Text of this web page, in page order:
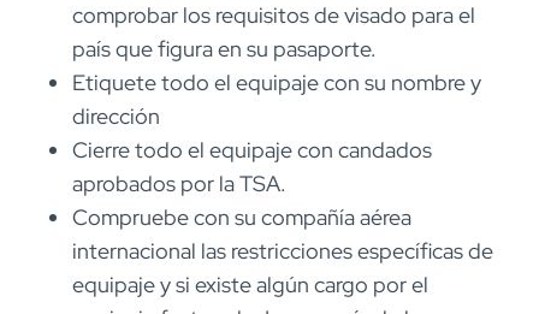
comprobar los requisitos de visado para el
país que figura en su pasaporte.
Etiquete todo el equipaje con su nombre y
dirección
Cierre todo el equipaje con candados
aprobados por la TSA.
Compruebe con su compañía aérea
internacional las restricciones específicas de
equipaje y si existe algún cargo por el